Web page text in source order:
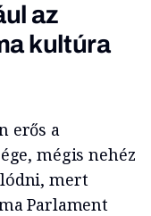
az
kultúra
erős a
mégis nehéz
mert
Parlament